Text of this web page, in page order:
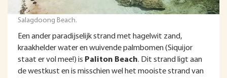
Salagdoong Beach.
Een ander paradijselijk strand met hagelwit zand,
kraakhelder water en wuivende palmbomen (Siquijor
staat er vol mee!) is Paliton Beach. Dit strand ligt aan
de westkust en is misschien wel het mooiste strand van